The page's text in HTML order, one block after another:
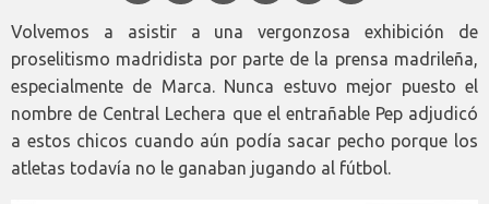
Volvemos a asistir a una vergonzosa exhibición de
proselitismo madridista por parte de la prensa madrileña,
especialmente de Marca. Nunca estuvo mejor puesto el
nombre de Central Lechera que el entrañable Pep adjudicó
a estos chicos cuando aún podía sacar pecho porque los
atletas todavía no le ganaban jugando al fútbol.